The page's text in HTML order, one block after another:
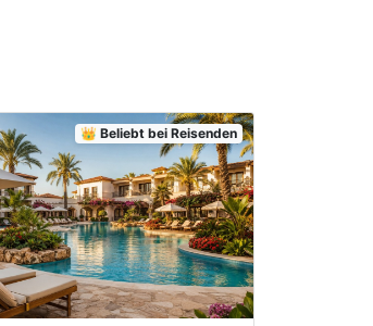
👑 Beliebt bei Reisenden